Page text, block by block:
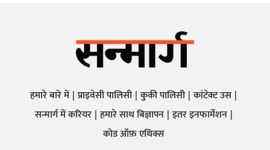
हमारे बारे में प्राइवेसी पालिसी कुकी पालिसी कांटेक्ट उस
सन्मार्ग में करियर हमारे साथ बिज्ञापन इतर इनफार्मेशन
कोड ऑफ़ एथिक्स